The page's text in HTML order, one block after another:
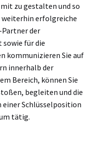
mit zu gestalten und so
weiterhin erfolgreiche
der
für die
kommunizieren Sie auf
innerhalb der
Bereich, können Sie
begleiten und die
einer Schlüsselposition
tätig.